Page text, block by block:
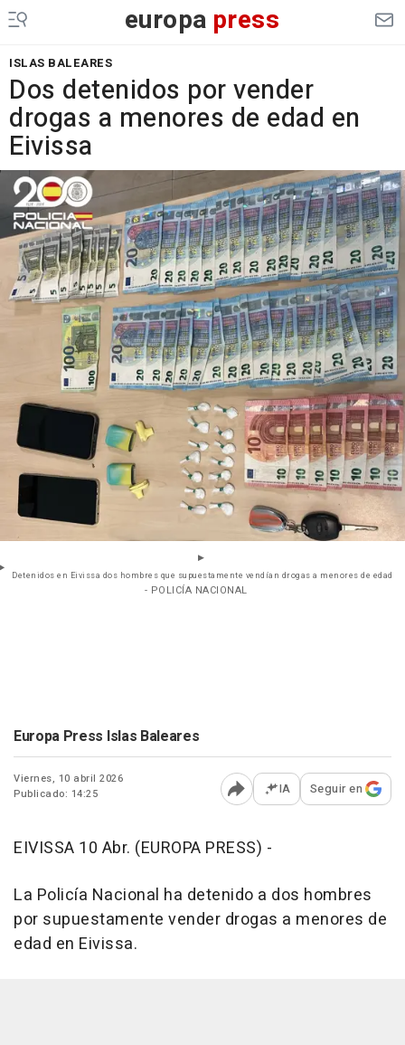
europa press
ISLAS BALEARES
Dos detenidos por vender
drogas a menores de edad en
Eivissa
Detenidos en Eivissa dos hombres que supuestamente vendían drogas a menores de edad
- POLICÍA NACIONAL
Europa Press Islas Baleares
Viernes, 10 abril 2026
Publicado: 14:25
Abrir opciones para
IA Seguir en
EIVISSA 10 Abr. (EUROPA PRESS) -
La Policía Nacional ha detenido a dos hombres
por supuestamente vender drogas a menores de
edad en Eivissa.